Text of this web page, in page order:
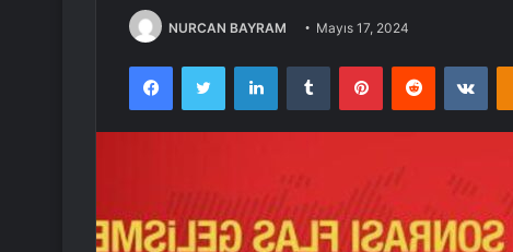
NURCAN BAYRAM Mayıs 17, 2024
FacebookTwitter LinkedInTumblr PinterestReddit